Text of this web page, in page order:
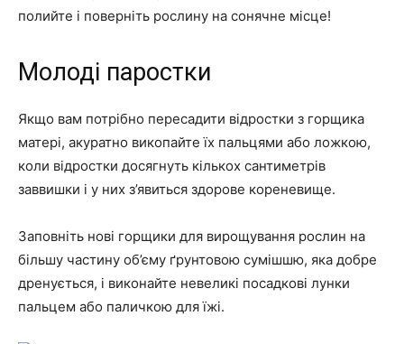
полийте і поверніть рослину на сонячне місце!
Молоді паростки
Якщо вам потрібно пересадити відростки з горщика
матері, акуратно викопайте їх пальцями або ложкою,
коли відростки досягнуть кількох сантиметрів
заввишки і у них з’явиться здорове кореневище.
Заповніть нові горщики для вирощування рослин на
більшу частину об’єму ґрунтовою сумішшю, яка добре
дренується, і виконайте невеликі посадкові лунки
пальцем або паличкою для їжі.